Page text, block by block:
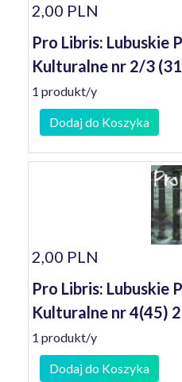
2,00 PLN
Pro Libris: Lubuskie
Kulturalne nr 2/3
1 produkt/y
Dodaj do Koszyka
2,00 PLN
Pro Libris: Lubuskie
Kulturalne nr 4(45)
1 produkt/y
Dodaj do Koszyka